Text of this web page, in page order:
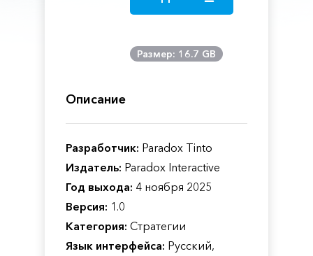
Размер: 16.7 GB
Описание
Разработчик: Paradox Tinto
Издатель: Paradox Interactive
Год выхода: 4 ноября 2025
Версия: 1.0
Категория: Стратегии
Язык интерфейса: Русский,